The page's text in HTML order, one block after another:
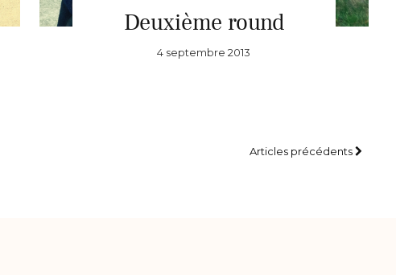
Deuxième round
4 septembre 2013
Articles précédents